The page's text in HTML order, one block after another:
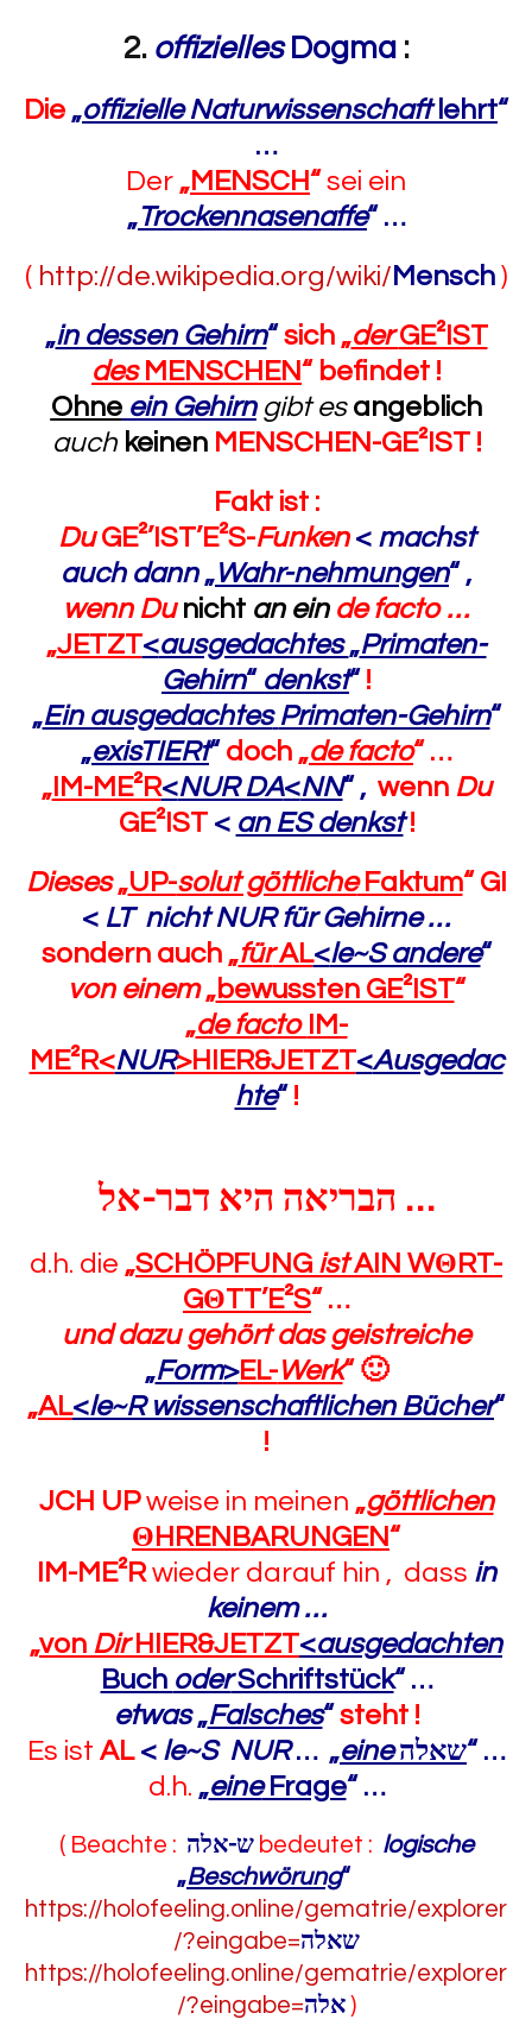
2.offiziellesDogma :
Die „offizielle Naturwissenschaft lehrt“
…
Der „MENSCH“ sei ein
„Trockennasenaffe“ …
( http://de.wikipedia.org/wiki/ Mensch )
„in dessen Gehirn“ sich „derGE²IST
desMENSCHEN“ befindet !
Ohne ein Gehirn gibt es angeblich
auch keinenMENSCHEN-GE²IST !
Fakt ist :
DuGE²’IST’E²S-Funken < machst
auch dann„Wahr-nehmungen“ ,
wenn Du nicht an ein de facto …
„JETZT<ausgedachtes„Primaten-
Gehirn“ denkst“ !
„Ein ausgedachtes Primaten-Gehirn“
„exisTIERt“ doch „de facto“ …
„IM-ME²R<NUR DA<NN“ , wenn Du
GE²IST < an ES denkst !
Dieses„UP-solut göttlicheFaktum“ GI
< LT nicht NUR für Gehirne …
sondern auch „fürAL<le~S andere“
von einem„bewussten GE²IST“
„de facto IM-
ME²R<NUR>HIER&JETZT<Ausgedac
hte“ !
הבריאה היא דבר-אל …
d.h. die „SCHÖPFUNG istAIN WΘ RT-
GΘTT’E²S“ …
und dazu gehört das geistreiche
„Form>EL-Werk“ 🙂
„AL<le~R wissenschaftlichen Bücher“
!
JCH UPweise in meinen „göttlichen
Θ HRENBARUNGEN“
IM-ME²Rwieder darauf hin , dass in
keinem …
„von DirHIER&JETZT<ausgedachten
Buch oderSchriftstück“ …
etwas„Falsches“ steht !
Es ist AL < le~S NUR … „eine שאלה“ …
d.h. „eineFrage“ …
( Beachte : ש-אלהbedeutet : logische
„Beschwörung“
https://holofeeling.online/gematrie/explorer
/?eingabe=שאלה
https://holofeeling.online/gematrie/explorer
/?eingabe=אלה )